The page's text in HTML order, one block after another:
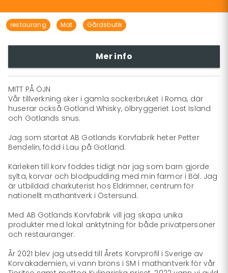
restaurang Mat Gårdsbutik
Mer info
MITT PÅ ÖJN
Vår tillverkning sker i gamla sockerbruket i Roma, där
huserar också Gotland Whisky, ölbryggeriet Lost Island
och Gotlands snus.
Jag som startat AB Gotlands Korvfabrik heter Petter
Bendelin, född i Lau på Gotland.
Kärleken till korv föddes tidigt när jag som barn gjorde
sylta, korvar och blodpudding med min farmor i Bäl. Jag
är utbildad charkuterist hos Eldrimner, centrum för
nationellt mathantverk i Östersund.
Med AB Gotlands Korvfabrik vill jag skapa unika
produkter med lokal anktytning för både privatpersoner
och restauranger.
År 2021 blev jag utsedd till Årets Korvprofil i Sverige av
Korvakademien, vi vann brons i SM i mathantverk för vår